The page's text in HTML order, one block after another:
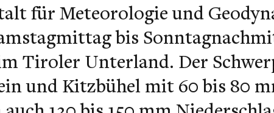
für Meteorologie und
bis
Tiroler Unterland. Der
und Kitzbühel mit 60 bis 80